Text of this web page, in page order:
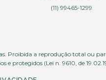
(11) 99465-1299
Proibida a reprodução total ou
e protegidos (Lei n. 9610, de